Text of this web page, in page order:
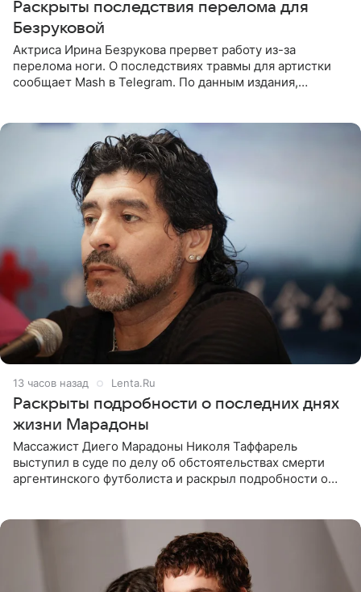
Раскрыты последствия перелома для
Безруковой
Актриса Ирина Безрукова прервет работу из-за
перелома ноги. О последствиях травмы для артистки
сообщает Mash в Telegram. По данным издания,
13 часов назад Lenta.Ru
Раскрыты подробности о последних днях
жизни Марадоны
Массажист Диего Марадоны Николя Таффарель
выступил в суде по делу об обстоятельствах смерти
аргентинского футболиста и раскрыл подробности о